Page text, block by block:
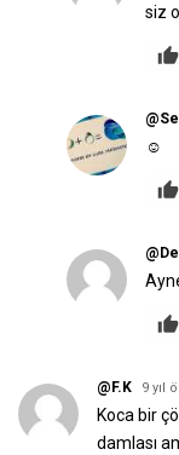
siz
☺️
@F.K 9 yıl
Koca bir
damlası